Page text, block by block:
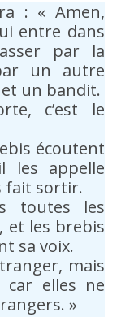
: « Amen,
entre dans
par la
un autre
un bandit.
c’est le
écoutent
les appelle
fait sortir.
toutes les
et les brebis
sa voix.
mais
car elles ne
»